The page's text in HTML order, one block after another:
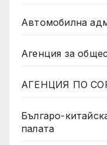
Автомобилна
Агенция за
АГЕНЦИЯ ПО
Българо-
палата